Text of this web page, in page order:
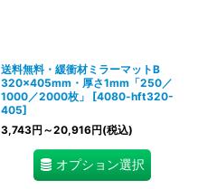
送料無料・緩衝材ミラーマットB
320×405mm・厚さ1mm「250／
1000／2000枚」
[4080-hft320-
405]
3,743円 ～20,916円(税込)
オプション選択